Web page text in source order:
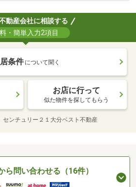
動産会社に相談する
・簡単入力2項目
条件 について聞く
お店に行って
似た物件を探してもらう
センチュリー２１大分ベスト不動産
ら問い合わせる（16件）